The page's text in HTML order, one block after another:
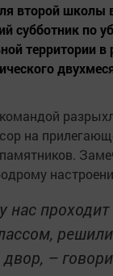
второй школы
субботник по
территории в
на
нас
–